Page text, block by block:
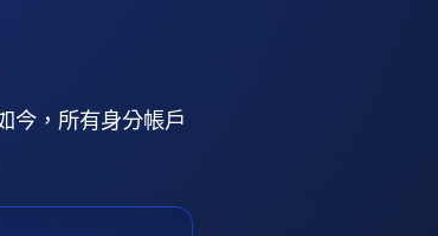
今，所有身分帳戶